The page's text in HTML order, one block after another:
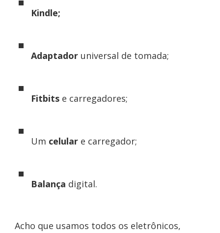
Kindle;
Adaptadoruniversal de tomada;
Fitbitse carregadores;
Um celulare carregador;
Balança digital.
Acho que usamos todos os eletrônicos,